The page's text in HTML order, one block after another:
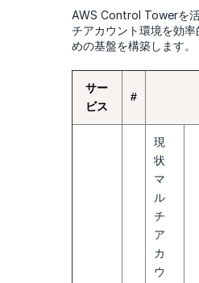
AWS Control Towerを
チアカウント環境を効
めの基盤を構築します。
サー
ビス
#
現
状
マ
ル
チ
ア
カ
ウ